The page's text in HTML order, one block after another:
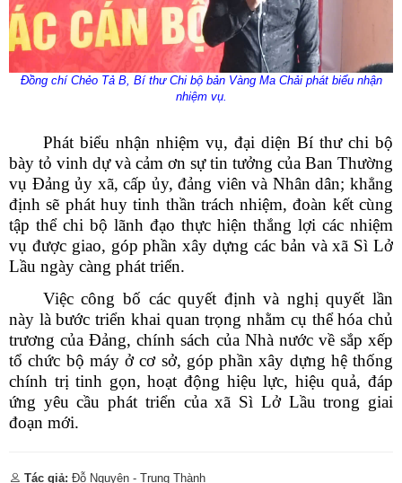
Đồng chí Chẻo Tả B, Bí thư Chi bộ bản Vàng Ma Chải phát biểu nhận
nhiệm vụ.
Phát biểu nhận nhiệm vụ, đại diện Bí thư chi bộ
bày tỏ vinh dự và cảm ơn sự tin tưởng của Ban Thường
vụ Đảng ủy xã, cấp ủy, đảng viên và Nhân dân; khẳng
định sẽ phát huy tinh thần trách nhiệm, đoàn kết cùng
tập thể chi bộ lãnh đạo thực hiện thắng lợi các nhiệm
vụ được giao, góp phần xây dựng các bản và xã Sì Lở
Lầu ngày càng phát triển.
Việc công bố các quyết định và nghị quyết lần
này là bước triển khai quan trọng nhằm cụ thể hóa chủ
trương của Đảng, chính sách của Nhà nước về sắp xếp
tổ chức bộ máy ở cơ sở, góp phần xây dựng hệ thống
chính trị tinh gọn, hoạt động hiệu lực, hiệu quả, đáp
ứng yêu cầu phát triển của xã Sì Lở Lầu trong giai
đoạn mới.
Tác giả: Đỗ Nguyên - Trung Thành
Số: Số:1862 /KH-UBND
Tên:(KẾ HOẠCH Tuyên truyền ứng dụng khoa học, công nghệ
và đổi mới sáng tạo trên địa bàn xã Sì Lở Lầu giai đoạn 2026 -
2030)
Ngày ban hành: (07/08/2026) - Ngày hiệu lực: (06/08/2026)
Số:Số: 1852/BC-UBND
Tên:(BÁO CÁO Kết quả rà soát, đề xuất điều chỉnh dự toán
kinh phí thực hiện các dự án, nhiệm vụ khoa học, công nghệ,
đổi mới sáng tạo và chuyển đổi số năm 2026)
Ngày ban hành: (07/08/2026) - Ngày hiệu lực: (05/08/2026)
Số: Số: 1858/UBND-VP
(V/v triển khai thực hiện Nghị định số 301/2026/NĐ-CP
ngày 30/7/2026 của Chính phủ)
Ngày ban hành: (07/08/2026)
Tên:(V/v Rà soát các điểm dân cư có nguy cơ sạt lở và lập